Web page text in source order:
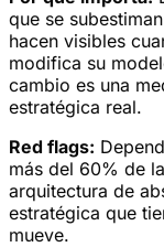
que se
hacen visibles
modifica su
cambio es una
estratégica real.
Red flags:
más del 60% de
arquitectura de
estratégica que
mueve.